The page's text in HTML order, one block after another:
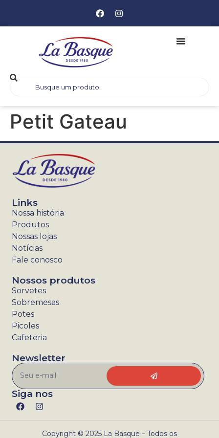
Petit Gateau
Links
Nossa história
Produtos
Nossas lojas
Notícias
Fale conosco
Nossos produtos
Sorvetes
Sobremesas
Potes
Picoles
Cafeteria
Newsletter
Siga nos
Copyright © 2025 La Basque – Todos os